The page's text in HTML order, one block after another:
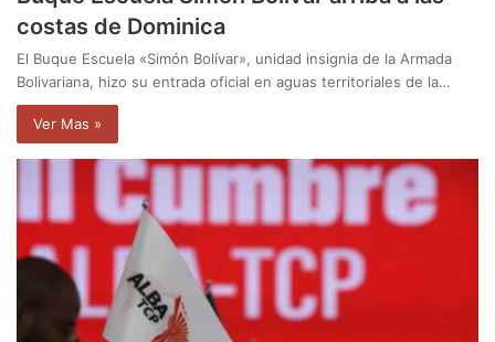
costas de Dominica
El Buque Escuela «Simón Bolívar», unidad insignia de la Armada
Bolivariana, hizo su entrada oficial en aguas territoriales de la…
Ver Mas »